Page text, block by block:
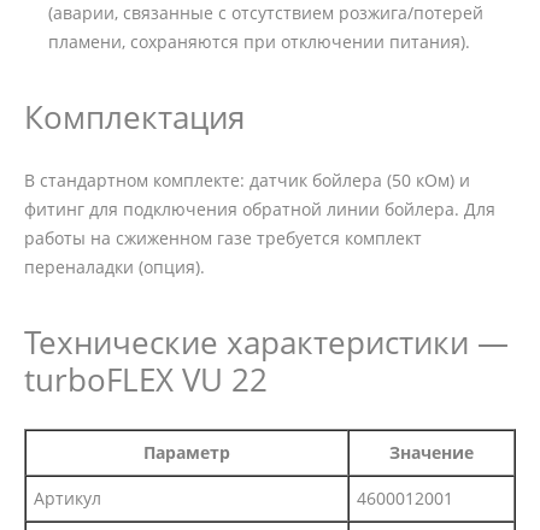
(аварии, связанные с отсутствием розжига/потерей
пламени, сохраняются при отключении питания).
Комплектация
В стандартном комплекте: датчик бойлера (50 кОм) и
фитинг для подключения обратной линии бойлера. Для
работы на сжиженном газе требуется комплект
переналадки (опция).
Технические характеристики —
turboFLEX VU 22
Параметр
Значение
Артикул
4600012001